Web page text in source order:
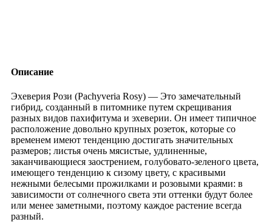
Описание
Эхеверия Рози (Pachyveria Rosy) — Это замечательный
гибрид, созданный в питомнике путем скрещивания
разных видов пахифитума и эхеверии. Он имеет типичное
расположение довольно крупных розеток, которые со
временем имеют тенденцию достигать значительных
размеров; листья очень мясистые, удлиненные,
заканчивающиеся заострением, голубовато-зеленого цвета,
имеющего тенденцию к сизому цвету, с красивыми
нежными белесыми прожилками и розовыми краями: в
зависимости от солнечного света эти оттенки будут более
или менее заметными, поэтому каждое растение всегда
разный.